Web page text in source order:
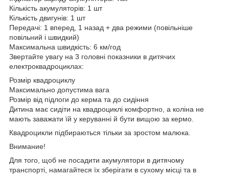
Кількість акумуляторів: 1 шт
Кількість двигунів: 1 шт
Передачі: 1 вперед, 1 назад + два режими (повільніше
повільний і швидкий)
Максимальна швидкість: 6 км/год
Звертайте увагу на 3 головні показники в дитячих
електроквадроциклах:
Розмір квадроциклу
Максимально допустима вага
Розмір від підлоги до керма та до сидіння
Дитина має сидіти на квадроциклі комфортно, а коліна не
мають заважати їй у керуванні й бути вищою за кермо.
Квадроцикли підбираються тільки за зростом малюка.
Внимание!
Для того, щоб не посадити акумулятори в дитячому
транспорті, намагайтеся їх зберігати в сухому місці та в